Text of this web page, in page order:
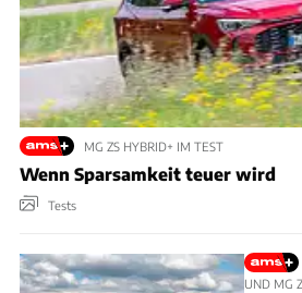
MG ZS HYBRID+ IM TEST
Wenn Sparsamkeit teuer wird
Tests
UND MG